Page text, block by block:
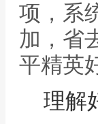
项，系
加，省
平精英
理解